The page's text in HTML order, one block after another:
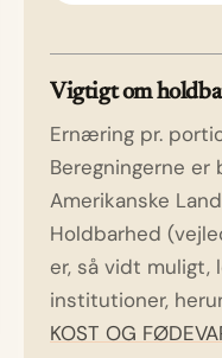
Vigtigt om
Ernæring pr. portion (vejledende):
Beregningerne er
Amerikanske
Holdbarhed
er, så vidt
KOST OG